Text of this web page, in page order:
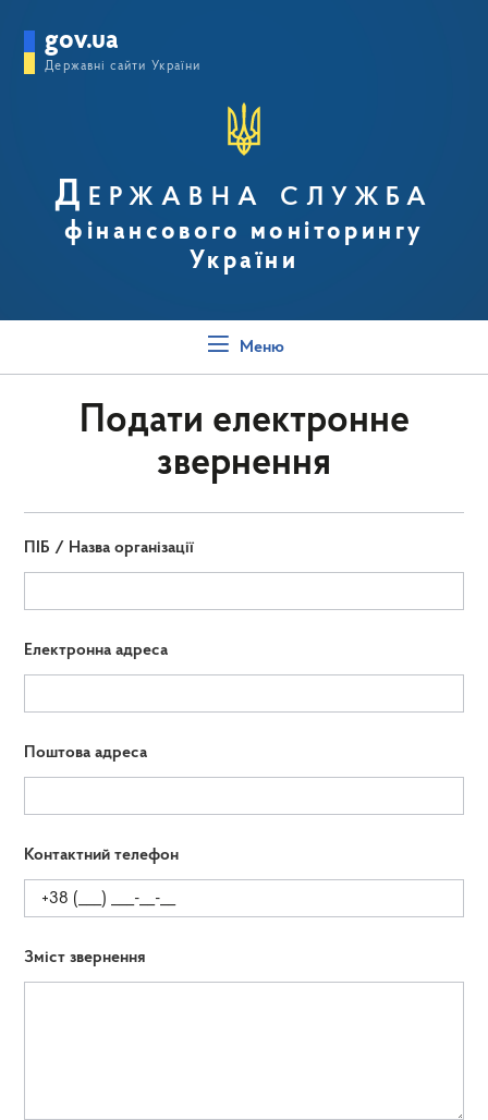
gov.ua
Державні сайти України
Державна служба
фінансового моніторингу
України
Меню
Подати електронне
звернення
ПІБ / Назва організації
Електронна адреса
Поштова адреса
Контактний телефон
Зміст звернення